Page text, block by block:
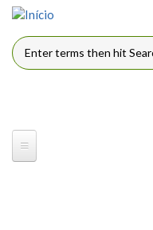
Pular para o conteúdo